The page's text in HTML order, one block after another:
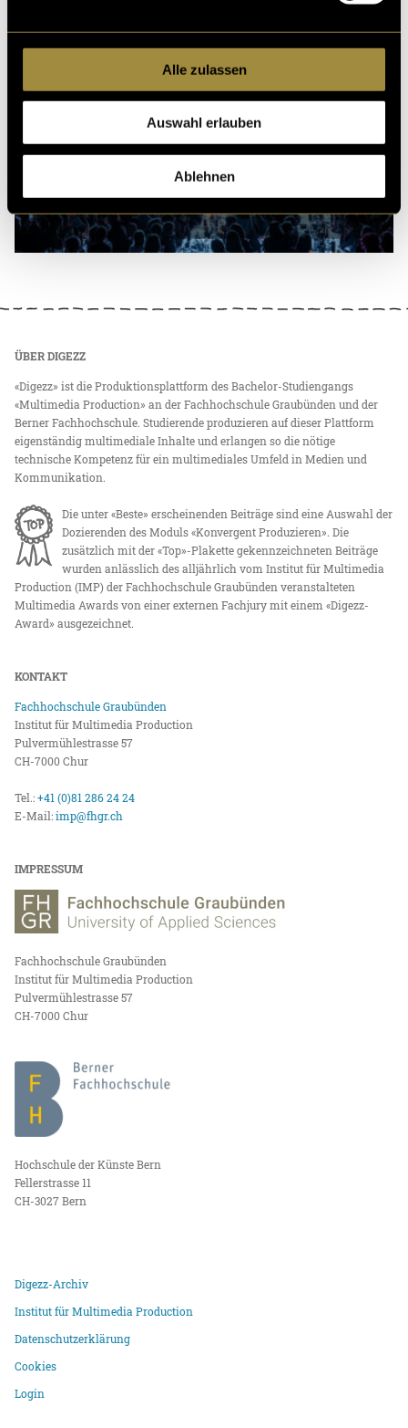
Alle zulassen
Auswahl erlauben
Ablehnen
ÜBER DIGEZZ
«Digezz» ist die Produktionsplattform des Bachelor-Studiengangs
«Multimedia Production» an der Fachhochschule Graubünden und der
Berner Fachhochschule. Studierende produzieren auf dieser Plattform
eigenständig multimediale Inhalte und erlangen so die nötige
technische Kompetenz für ein multimediales Umfeld in Medien und
Kommunikation.
Die unter «Beste» erscheinenden Beiträge sind eine Auswahl der
Dozierenden des Moduls «Konvergent Produzieren». Die
zusätzlich mit der «Top»-Plakette gekennzeichneten Beiträge
wurden anlässlich des alljährlich vom Institut für Multimedia
Production (IMP) der Fachhochschule Graubünden veranstalteten
Multimedia Awards von einer externen Fachjury mit einem «Digezz-
Award» ausgezeichnet.
KONTAKT
Fachhochschule Graubünden
Institut für Multimedia Production
Pulvermühlestrasse 57
CH-7000 Chur
Tel.:+41 (0)81 286 24 24
E-Mail:imp@fhgr.ch
IMPRESSUM
Fachhochschule Graubünden
Institut für Multimedia Production
Pulvermühlestrasse 57
CH-7000 Chur
Hochschule der Künste Bern
Fellerstrasse 11
CH-3027 Bern
Digezz-Archiv
Institut für Multimedia Production
Datenschutzerklärung
Cookies
Login